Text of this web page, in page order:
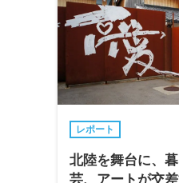
レポート
北陸を舞台に、
芸、アートが交